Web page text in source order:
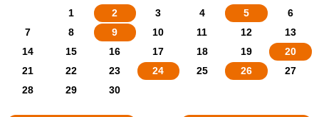
1 2 3 4 5
6
7
8 9 10 11 12
13
14
15 16 17 18 19
20
21
22 23 24 25 26
27
28
29 30